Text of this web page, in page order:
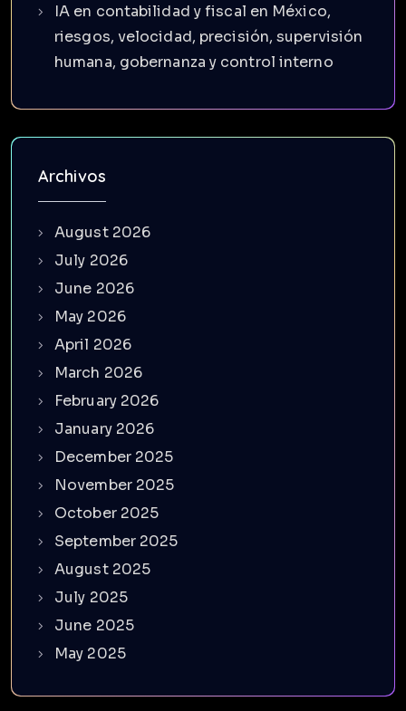
IA en contabilidad y fiscal en México,
riesgos, velocidad, precisión, supervisión
humana, gobernanza y control interno
Archivos
August 2026
July 2026
June 2026
May 2026
April 2026
March 2026
February 2026
January 2026
December 2025
November 2025
October 2025
September 2025
August 2025
July 2025
June 2025
May 2025